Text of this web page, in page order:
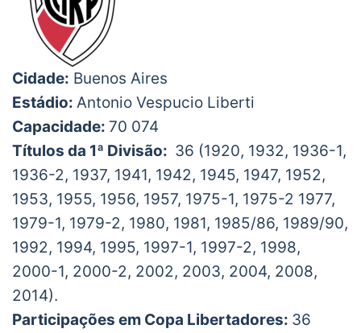
Cidade: Buenos Aires
Estádio: Antonio Vespucio Liberti
Capacidade: 70 074
Títulos da 1ª Divisão: 36 (1920, 1932, 1936-1,
1936-2, 1937, 1941, 1942, 1945, 1947, 1952,
1953, 1955, 1956, 1957, 1975-1, 1975-2 1977,
1979-1, 1979-2, 1980, 1981, 1985/86, 1989/90,
1992, 1994, 1995, 1997-1, 1997-2, 1998,
2000-1, 2000-2, 2002, 2003, 2004, 2008,
2014).
Participações em Copa Libertadores: 36